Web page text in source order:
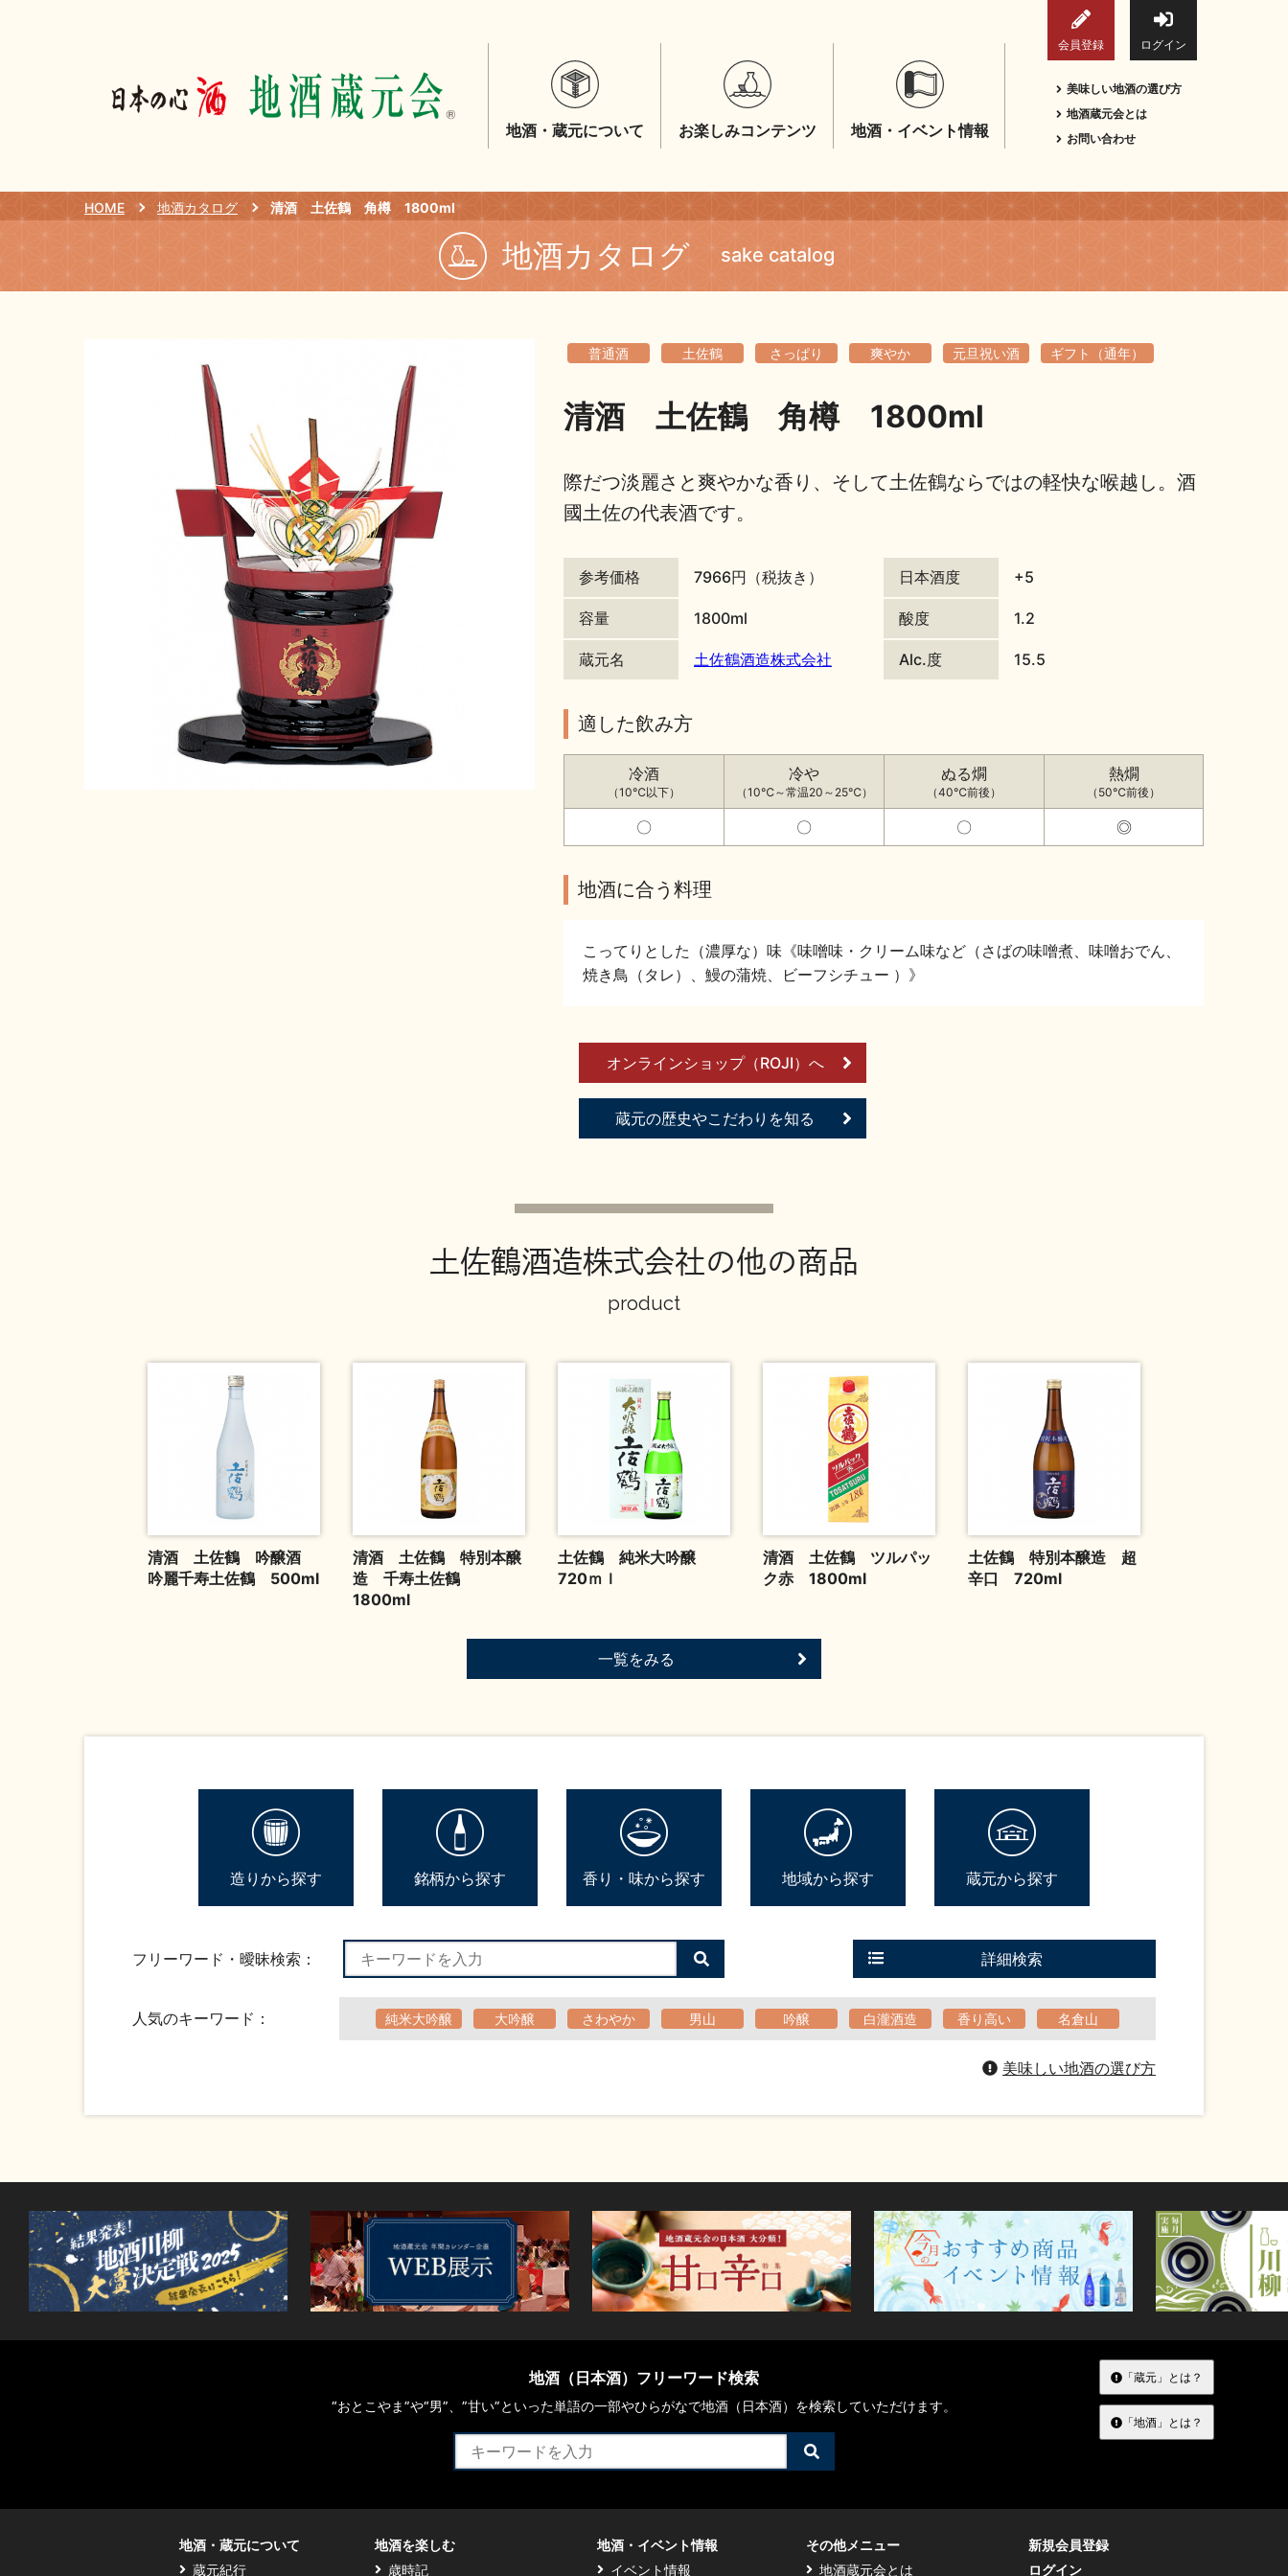
会員登録 ログイン
地酒・蔵元について お楽しみコンテンツ 地酒・イベント情報
美味しい地酒の選び方
地酒蔵元会とは
お問い合わせ
HOME 地酒カタログ 清酒 土佐鶴 角樽 1800ml
地酒カタログ sake catalog
普通酒 土佐鶴 さっぱり 爽やか 元旦祝い酒 ギフト（通年）
清酒 土佐鶴 角樽 1800ml
際だつ淡麗さと爽やかな香り、そして土佐鶴ならではの軽快な喉越し。酒
國土佐の代表酒です。
参考価格 7966円（税抜き）
容量 1800ml
蔵元名 土佐鶴酒造株式会社
日本酒度 +5
酸度 1.2
Alc.度 15.5
適した飲み方
冷酒
（10℃以下）
冷や
（10℃～常温20～25℃）
ぬる燗
（40℃前後）
熱燗
（50℃前後）
〇 〇 〇 ◎
地酒に合う料理
こってりとした（濃厚な）味《味噌味・クリーム味など（さばの味噌煮、味噌おでん、
焼き鳥（タレ）、鰻の蒲焼、ビーフシチュー ）》
オンラインショップ（ROJI）へ
蔵元の歴史やこだわりを知る
土佐鶴酒造株式会社の他の商品
product
清酒 土佐鶴 吟醸酒
吟麗千寿土佐鶴 500ml
清酒 土佐鶴 特別本醸
造 千寿土佐鶴
1800ml
土佐鶴 純米大吟醸
720ｍｌ
清酒 土佐鶴 ツルパッ
ク赤 1800ml
土佐鶴 特別本醸造 超
辛口 720ml
一覧をみる
造りから探す 銘柄から探す 香り・味から探す 地域から探す 蔵元から探す
フリーワード・曖昧検索：
検
索
る
詳細検索
人気のキーワード： 純米大吟醸 大吟醸 さわやか 男山 吟醸 白瀧酒造 香り高い 名倉山
美味しい地酒の選び方
地酒（日本酒）フリーワード検索
“おとこやま”や“男”、”甘い”といった単語の一部やひらがなで地酒（日本酒）を検索していただけます。
検
索
「蔵元」とは？
「地酒」とは？
地酒・蔵元について
蔵元紀行
地酒を楽しむ
歳時記
地酒・イベント情報
イベント情報
その他メニュー
地酒蔵元会とは
新規会員登録
ログイン